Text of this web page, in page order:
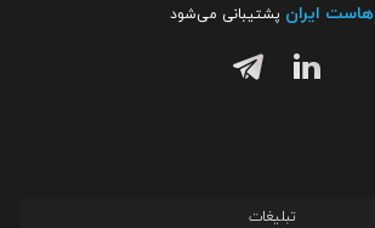
هاست ایران پشتیبانی می‌شود
تبلیغات